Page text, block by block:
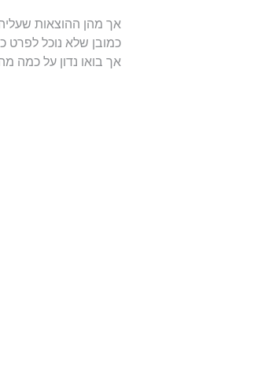
אך מהן ההוצאות
כמובן שלא נוכל לפרט
אך בואו נדון על כמה